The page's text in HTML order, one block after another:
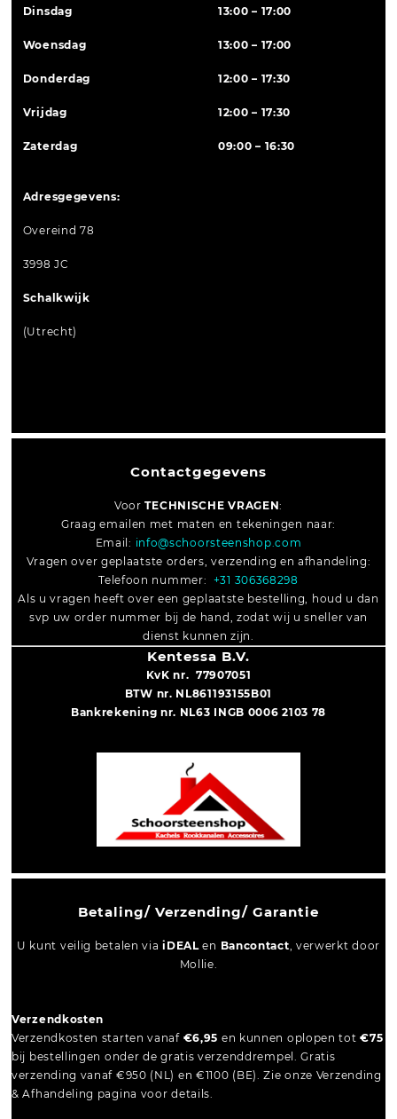
Betaling/ Verzending/ Garantie
U kunt veilig betalen viaiDEALen Bancontact, verwerkt door
Mollie.
Verzendkosten
Verzendkosten starten vanaf €6,95 en kunnen oplopen tot€75
bij bestellingen onder de gratis verzenddrempel. Gratis
verzending vanaf €950 (NL) en €1100 (BE). Zie onze Verzending
& Afhandeling pagina voor details.
Contactgegevens
VoorTECHNISCHE VRAGEN:
Graag emailen met maten en tekeningen naar:
Email: info@schoorsteenshop.com
Vragen over geplaatste orders, verzending en afhandeling:
Telefoon nummer: +31 306368298
Als u vragen heeft over een geplaatste bestelling, houd u dan
svp uw order nummer bij de hand, zodat wij u sneller van
dienst kunnen zijn.
Kentessa B.V.
KvK nr. 77907051
BTW nr. NL861193155B01
Bankrekening nr. NL63 INGB 0006 2103 78
Dinsdag 13:00 – 17:00
Woensdag 13:00 – 17:00
Donderdag 12:00 – 17:30
Vrijdag 12:00 – 17:30
Zaterdag 09:00 – 16:30
Adresgegevens:
Overeind 78
3998 JC
Schalkwijk
(Utrecht)